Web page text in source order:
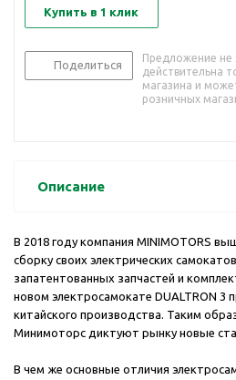
Купить в 1 клик
Поделиться
Предложение не
действительна
магазина и
розничных
Описание
В 2018 году компания MINIMOTORS
сборку своих электрических
запатентованных запчастей и
новом электросамокате DUALTRON 3
китайского производства. Таким
Минимоторс диктуют рынку новые
В чем же основные отличия